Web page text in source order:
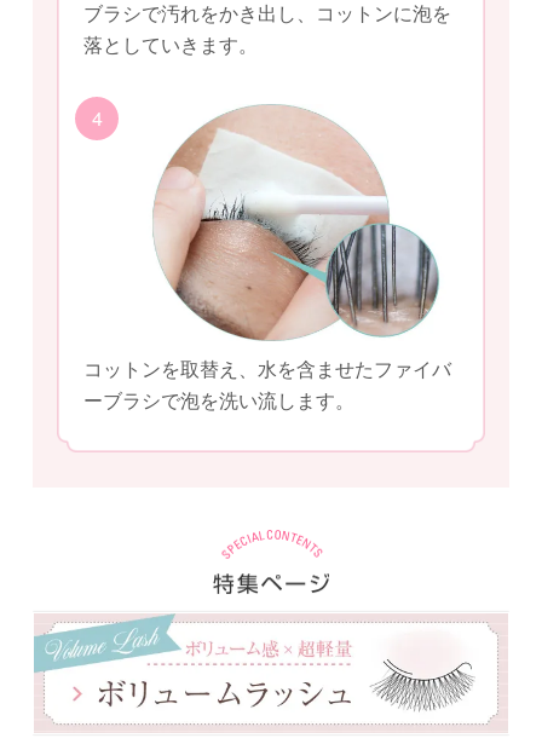
ブラシで汚れをかき出し、コットンに泡を
落としていきます。
4
コットンを取替え、水を含ませたファイバ
ーブラシで泡を洗い流します。